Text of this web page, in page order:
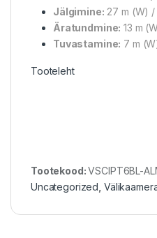
Jälgimine: 27 m (W)
Äratundmine: 13 m
Tuvastamine: 7 m
Tooteleht
Tootekood:VSCIPT6BL-
Uncategorized